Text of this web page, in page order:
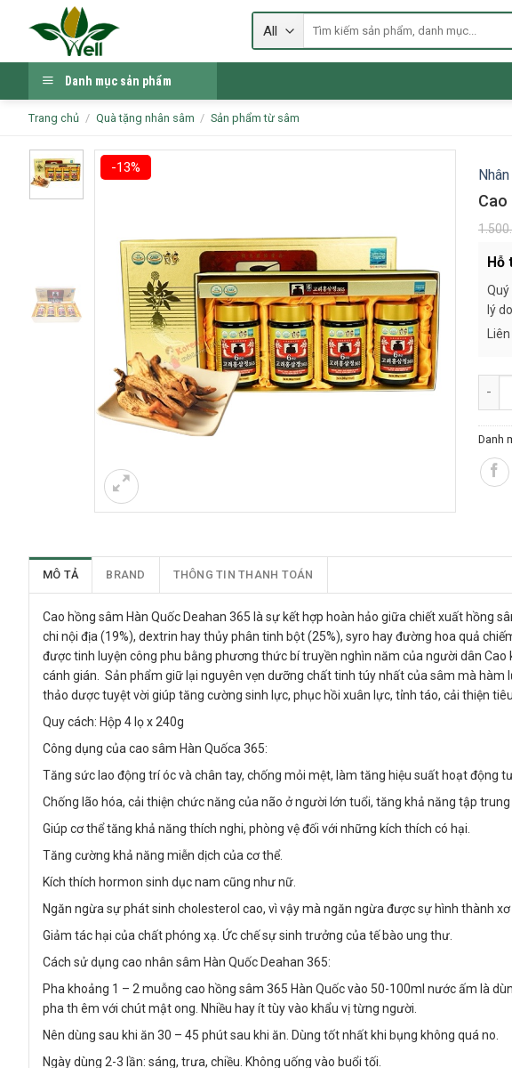
Tìm
Danh mục sản phẩm
Trang chủ / Quà tặng nhân sâm / Sản phẩm từ sâm
-13%
Cao
Hỗ
lý
Cao
Danh
MÔ TẢ BRAND THÔNG TIN THANH TOÁN
Cao hồng sâm Hàn Quốc Deahan 365 là sự kết hợp hoàn hảo giữa chiết xuất hồng
chi nội địa (19%), dextrin hay thủy phân tinh bột (25%), syro hay đường hoa quả
được tinh luyện công phu bằng phương thức bí truyền nghìn năm của người dân
cánh gián. Sản phẩm giữ lại nguyên vẹn dưỡng chất tinh túy nhất của sâm mà
thảo dược tuyệt vời giúp tăng cường sinh lực, phục hồi xuân lực, tỉnh táo, cải thiện
Quy cách: Hộp 4 lọ x 240g
Công dụng của cao sâm Hàn Quốca 365:
Tăng sức lao động trí óc và chân tay, chống mỏi mệt, làm tăng hiệu suất hoạt động
Chống lão hóa, cải thiện chức năng của não ở người lớn tuổi, tăng khả năng tập
Giúp cơ thể tăng khả năng thích nghi, phòng vệ đối với những kích thích có hại.
Tăng cường khả năng miễn dịch của cơ thể.
Kích thích hormon sinh dục nam cũng như nữ.
Ngăn ngừa sự phát sinh cholesterol cao, vì vậy mà ngăn ngừa được sự hình thành
Giảm tác hại của chất phóng xạ. Ức chế sự sinh trưởng của tế bào ung thư.
Cách sử dụng cao nhân sâm Hàn Quốc Deahan 365:
Pha khoảng 1 – 2 muỗng cao hồng sâm 365 Hàn Quốc vào 50-100ml nước ấm là
pha th êm với chút mật ong. Nhiều hay ít tùy vào khẩu vị từng người.
Nên dùng sau khi ăn 30 – 45 phút sau khi ăn. Dùng tốt nhất khi bụng không quá no.
Ngày dùng 2-3 lần: sáng, trưa, chiều. Không uống vào buổi tối.